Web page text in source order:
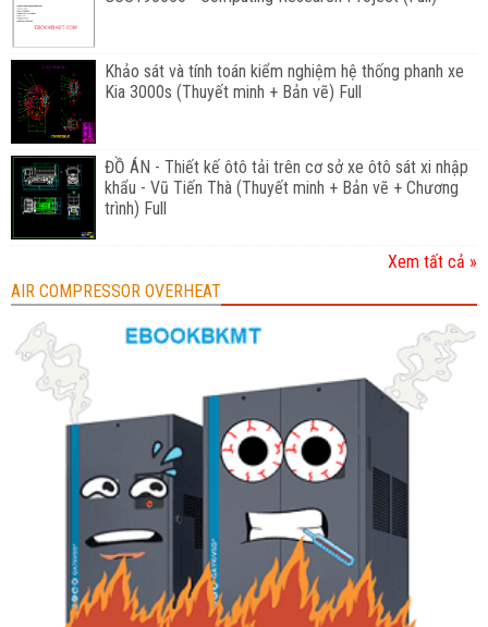
Khảo sát và tính toán kiểm nghiệm hệ thống phanh xe
Kia 3000s (Thuyết minh + Bản vẽ) Full
ĐỒ ÁN - Thiết kế ôtô tải trên cơ sở xe ôtô sát xi nhập
khẩu - Vũ Tiến Thà (Thuyết minh + Bản vẽ + Chương
trình) Full
Xem tất cả »
AIR COMPRESSOR OVERHEAT